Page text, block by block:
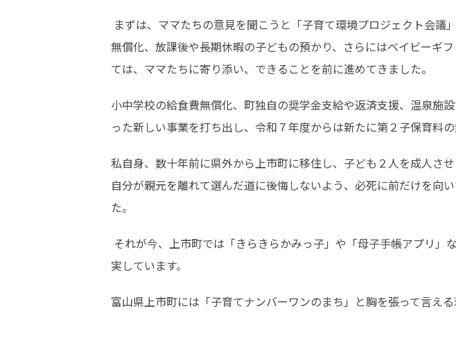
無償化、放課後や長期休暇の子どもの預かり、さらにはベイビーギ
ては、ママたちに寄り添い、できることを前に進めてきました。
小中学校の給食費無償化、町独自の奨学金支給や返済支援、温泉施
った新しい事業を打ち出し、令和７年度からは新たに第２子保育料の
私自身、数十年前に県外から上市町に移住し、子ども２人を成人さ
自分が親元を離れて選んだ道に後悔しないよう、必死に前だけを向
た。
実しています。
富山県上市町には「子育てナンバーワンのまち」と胸を張って言える